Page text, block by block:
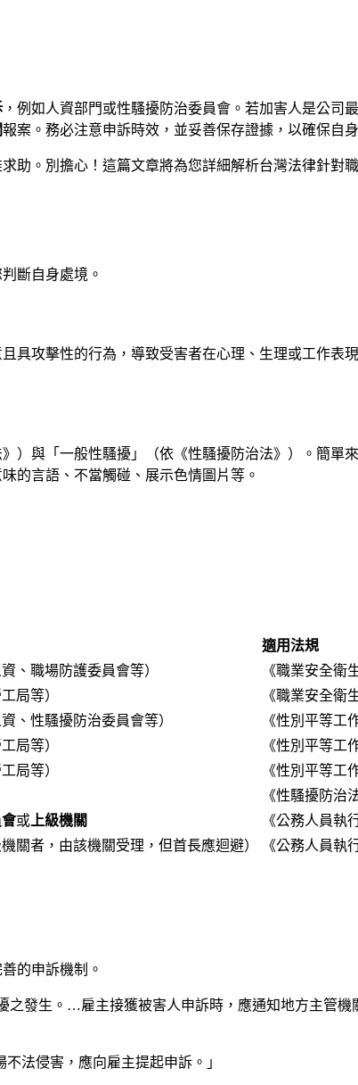
，例如人資部門或性騷擾防治委員會。若加害人是公司
報案。務必注意申訴時效，並妥善保存證據，以確保自
助。別擔心！這篇文章將為您詳細解析台灣法律針對
斷自身處境。
具攻擊性的行為，導致受害者在心理、生理或工作
）與「一般性騷擾」（依《性騷擾防治法》）。簡
的言語、不當觸碰、展示色情圖片等。
適用法規
資、職場防護委員會等）
《職業安全衛
工局等）
《職業安全衛
資、性騷擾防治委員會等）
《性別平等工
工局等）
《性別平等工
工局等）
《性別平等工
《性騷擾防治
或 上級機關
《公務人員執
機關者，由該機關受理，但首長應迴避） 《公務人員執
的申訴機制。
之發生。…雇主接獲被害人申訴時，應通知地方主管
法侵害，應向雇主提起申訴。」